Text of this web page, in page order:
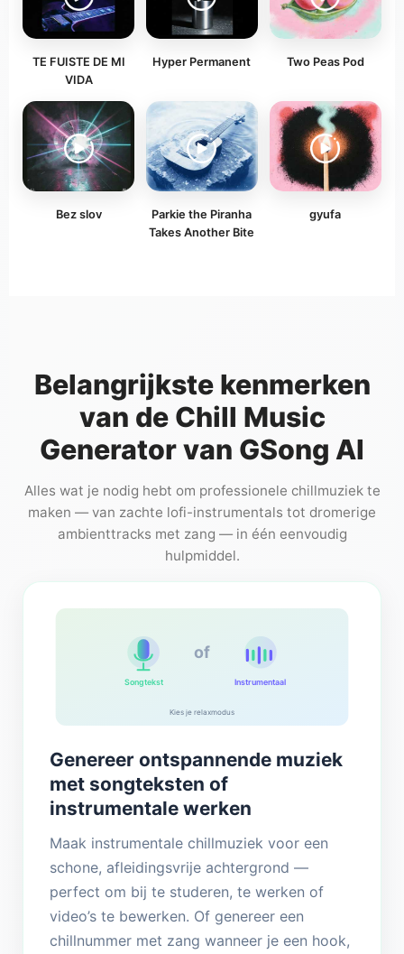
TE FUISTE DE MI
VIDA
Hyper Permanent Two Peas Pod
Bez slov
Parkie the Piranha
Takes Another Bite
gyufa
Belangrijkste kenmerken
van de Chill Music
Generator van GSong AI
Alles wat je nodig hebt om professionele chillmuziek te
maken — van zachte lofi-instrumentals tot dromerige
ambienttracks met zang — in één eenvoudig
hulpmiddel.
Songtekst
of
Instrumentaal
Kies je relaxmodus
Genereer ontspannende muziek
met songteksten of
instrumentale werken
Maak instrumentale chillmuziek voor een
schone, afleidingsvrije achtergrond —
perfect om bij te studeren, te werken of
video’s te bewerken. Of genereer een
chillnummer met zang wanneer je een hook,